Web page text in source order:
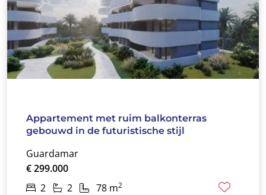
Appartement met ruim balkonterras
gebouwd in de futuristische stijl
Guardamar
€ 299.000
2
2 78 m2